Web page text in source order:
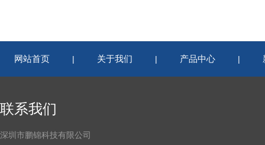
网站首页 | 关于我们 | 产品中心 |
联系我们
深圳市鹏锦科技有限公司